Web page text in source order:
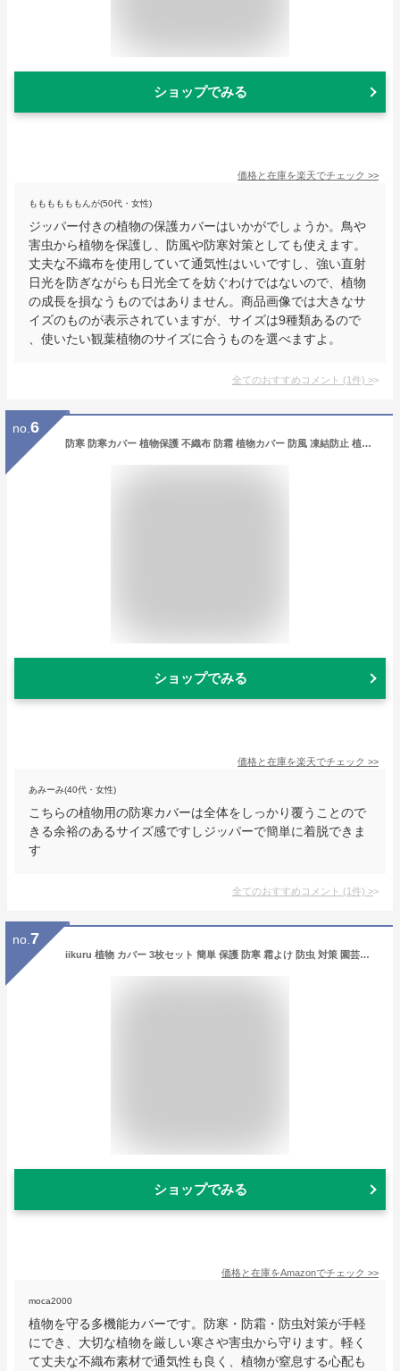
ショップでみる
価格と在庫を楽天でチェック >>
ももももももんが(50代・女性)
ジッパー付きの植物の保護カバーはいかがでしょうか。鳥や
害虫から植物を保護し、防風や防寒対策としても使えます。
丈夫な不織布を使用していて通気性はいいですし、強い直射
日光を防ぎながらも日光全てを妨ぐわけではないので、植物
の成長を損なうものではありません。商品画像では大きなサ
イズのものが表示されていますが、サイズは9種類あるので
、使いたい観葉植物のサイズに合うものを選べますよ。
全てのおすすめコメント (1件) >
no. 6
防寒 防寒カバー 植物保護 不織布 防霜 植物カバー 防風 凍結防止 植物カバー 巾着式 ジッパー付き 保温 通気性 虫害対策 鉢植え 引き紐付き プランターカバー 室内 室外 ガーデン 観葉植物 園芸用品 再利用可能 折りたたみ
ショップでみる
価格と在庫を楽天でチェック >>
あみーみ(40代・女性)
こちらの植物用の防寒カバーは全体をしっかり覆うことので
きる余裕のあるサイズ感ですしジッパーで簡単に着脱できま
す
全てのおすすめコメント (1件) >
no. 7
iikuru 植物 カバー 3枚セット 簡単 保護 防寒 霜よけ 防虫 対策 園芸用品 プランター 観葉植物 ネット ya057
ショップでみる
価格と在庫をAmazonでチェック >>
moca2000
植物を守る多機能カバーです。防寒・防霜・防虫対策が手軽
にでき、大切な植物を厳しい寒さや害虫から守ります。軽く
て丈夫な不織布素材で通気性も良く、植物が窒息する心配も